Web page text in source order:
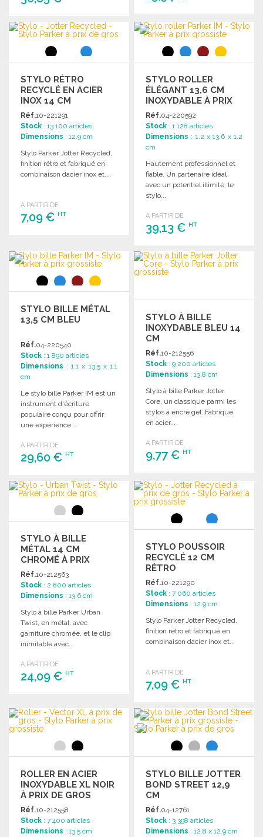
COMMANDER
Demander un devis
COMMANDER
Demander un devis
STYLO RÉTRO
RECYCLÉ EN ACIER
INOX 14 CM
Réf.10-221291
Stock : 13 100 articles
Dimensions : 12.9 cm
Stylo Parker Jotter Recycled,
finition rétro et fabriqué en
combinaison dacier inox et...
A PARTIR DE
7,09 € HT
Demander un devis
STYLO ROLLER
ÉLÉGANT 13,6 CM
INOXYDABLE À PRIX
DE GROS
Réf.04-220592
Stock : 1 128 articles
Dimensions : 1.2 x 13.6 x 1.2
cm
Hautement professionnel et
fiable. Un partenaire idéal
avec un potentiel illimité, le
stylo...
A PARTIR DE
39,13 €HT
COMMANDER
Demander un devis
STYLO BILLE MÉTAL
13,5 CM BLEU
Réf.04-220540
Stock : 1 890 articles
Dimensions : 1.1 x 13.5 x 1.1
cm
Le stylo bille Parker IM est un
instrument d'écriture
populaire conçu pour offrir
une expérience...
A PARTIR DE
29,60 € HT
COMMANDER
Demander un devis
STYLO À BILLE
INOXYDABLE BLEU 14
CM
Réf.10-212556
Stock : 9 200 articles
Dimensions : 13.8 cm
Stylo à bille Parker Jotter
Core, un classique parmi les
stylos à encre gel. Fabriqué
en acier...
A PARTIR DE
9,77 €HT
COMMANDER
Demander un devis
STYLO À BILLE
MÉTAL 14 CM
CHROMÉ À PRIX
GROSSISTE
Réf.10-212563
Stock : 2 800 articles
Dimensions : 13.6 cm
Stylo à bille Parker Urban
Twist, en métal, avec
garniture chromée, et le clip
inimitable avec...
A PARTIR DE
24,09 € HT
Demander un devis
STYLO POUSSOIR
RECYCLÉ 12 CM
RÉTRO
Réf.10-221290
Stock : 7 060 articles
Dimensions : 12.9 cm
Stylo Parker Jotter Recycled,
finition rétro et fabriqué en
combinaison dacier inox et...
A PARTIR DE
7,09 €HT
COMMANDER
Demander un devis
ROLLER EN ACIER
INOXYDABLE XL NOIR
À PRIX DE GROS
Réf.10-212558
Stock : 7 400 articles
Dimensions : 13.5 cm
STYLO BILLE JOTTER
BOND STREET 12,9
CM
Réf.04-12761
Stock : 3 398 articles
Dimensions : 12.8 x 12.9 cm